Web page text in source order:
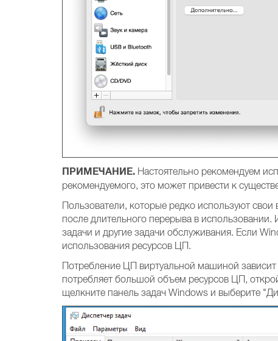
ПРИМЕЧАНИЕ. Настоятельно рекомендуем
рекомендуемого, это может привести к
Пользователи, которые редко используют
после длительного перерыва в
задачи и другие задачи обслуживания. Если
использования ресурсов ЦП.
Потребление ЦП виртуальной машиной
потребляет большой объем ресурсов ЦП,
щелкните панель задач Windows и выберите